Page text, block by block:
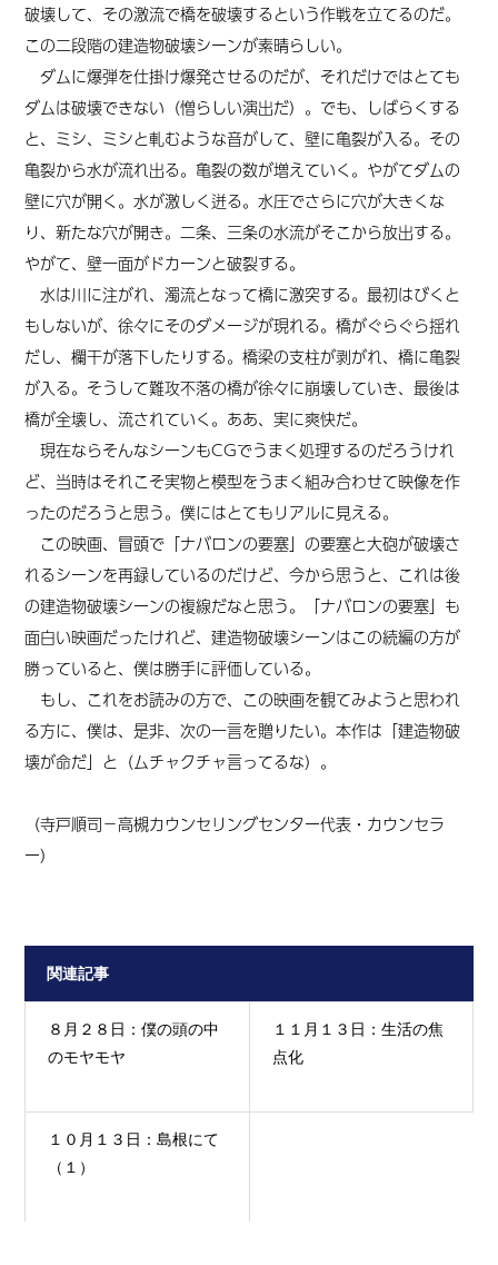
破壊して、その激流で橋を破壊するという作戦を立てるのだ。
この二段階の建造物破壊シーンが素晴らしい。
ダムに爆弾を仕掛け爆発させるのだが、それだけではとても
ダムは破壊できない（憎らしい演出だ）。でも、しばらくする
と、ミシ、ミシと軋むような音がして、壁に亀裂が入る。その
亀裂から水が流れ出る。亀裂の数が増えていく。やがてダムの
壁に穴が開く。水が激しく迸る。水圧でさらに穴が大きくな
り、新たな穴が開き。二条、三条の水流がそこから放出する。
やがて、壁一面がドカーンと破裂する。
水は川に注がれ、濁流となって橋に激突する。最初はびくと
もしないが、徐々にそのダメージが現れる。橋がぐらぐら揺れ
だし、欄干が落下したりする。橋梁の支柱が剥がれ、橋に亀裂
が入る。そうして難攻不落の橋が徐々に崩壊していき、最後は
橋が全壊し、流されていく。ああ、実に爽快だ。
現在ならそんなシーンもCGでうまく処理するのだろうけれ
ど、当時はそれこそ実物と模型をうまく組み合わせて映像を作
ったのだろうと思う。僕にはとてもリアルに見える。
この映画、冒頭で「ナバロンの要塞」の要塞と大砲が破壊さ
れるシーンを再録しているのだけど、今から思うと、これは後
の建造物破壊シーンの複線だなと思う。「ナバロンの要塞」も
面白い映画だったけれど、建造物破壊シーンはこの続編の方が
勝っていると、僕は勝手に評価している。
もし、これをお読みの方で、この映画を観てみようと思われ
る方に、僕は、是非、次の一言を贈りたい。本作は「建造物破
壊が命だ」と（ムチャクチャ言ってるな）。
（寺戸順司－高槻カウンセリングセンター代表・カウンセラ
ー）
関連記事
８月２８日：僕の頭の中
のモヤモヤ
１１月１３日：生活の焦
点化
１０月１３日：島根にて
（１）